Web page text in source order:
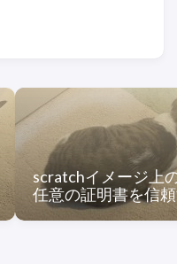
scratchイメージ上
任意の証明書を信